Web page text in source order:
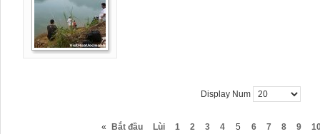
Display Num
« Bắt đầu Lùi 1 2 3 4 5 6 7 8 9